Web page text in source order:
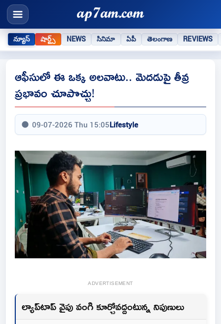
న్యూస్ షార్ట్స్ NEWS సినిమా ఏపీ తెలంగాణ REVIEWS
ఆఫీసులో ఈ ఒక్క అలవాటు.. మెదడుపై తీవ్ర
ప్రభావం చూపొచ్చు!
09-07-2026 Thu 15:05Lifestyle
ADVERTISEMENT
ల్యాప్‌టాప్‌ వైపు వంగి కూర్చోవద్దంటున్న నిపుణులు